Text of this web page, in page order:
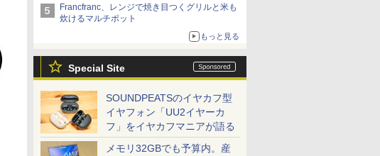
Francfranc、レンジで焼き目つくグリルと米も
炊けるマルチポット
もっと見る
Special Site
SOUNDPEATSのイヤカフ型
イヤフォン「UU2イヤーカ
フ」をイヤカフマニアが語る
メモリ32GBでも予算内。産